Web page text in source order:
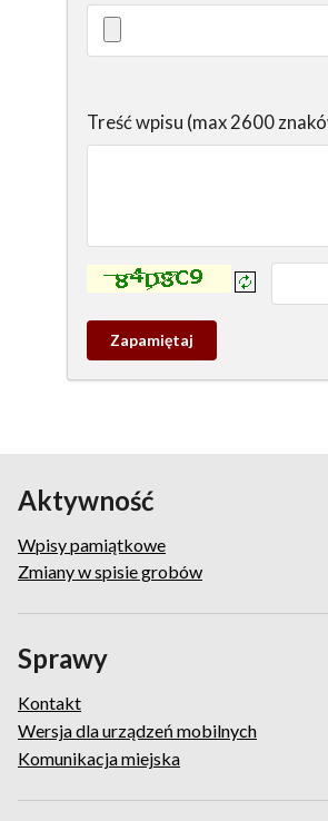
Treść wpisu (max 2600
Kontrola - wprowadź tekst z
Zapamietaj
wpis
Aktywność
Wpisy pamiątkowe
Zmiany w spisie grobów
Sprawy
Kontakt
Wersja dla urządzeń mobilnych
Komunikacja miejska